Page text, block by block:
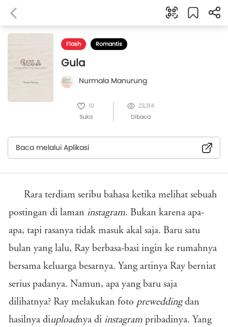
Flash Romantis
Gula
Nurmala Manurung
10
Suka
23,314
Dibaca
Baca melalui Aplikasi
Rara terdiam seribu bahasa ketika melihat sebuah
postingan di laman instagram. Bukan karena apa-
apa, tapi rasanya tidak masuk akal saja. Baru satu
bulan yang lalu, Ray berbasa-basi ingin ke rumahnya
bersama keluarga besarnya. Yang artinya Ray berniat
serius padanya. Namun, apa yang baru saja
dilihatnya? Ray melakukan foto preweddingdan
hasilnya diuploadnya di instagram pribadinya. Yang